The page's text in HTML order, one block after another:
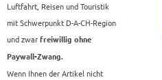
Luftfahrt, Reisen und Touristik
mit Schwerpunkt D-A-CH-Region
und zwar freiwillig ohne
Paywall-Zwang.
Wenn Ihnen der Artikel nicht